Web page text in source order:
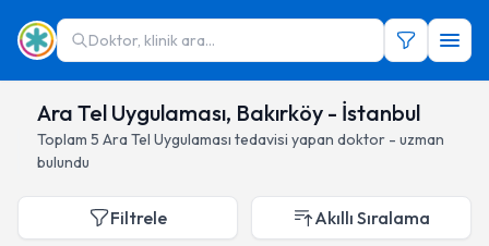
Doktor, klinik ara...
Ara Tel Uygulaması, Bakırköy - İstanbul
Toplam 5 Ara Tel Uygulaması tedavisi yapan doktor - uzman
bulundu
Filtrele Akıllı Sıralama